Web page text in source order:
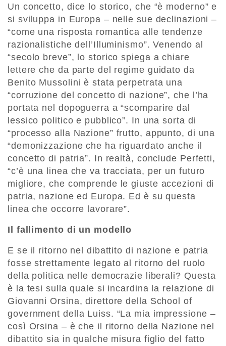
Un concetto, dice lo storico, che “è moderno” e
si sviluppa in Europa – nelle sue declinazioni –
“come una risposta romantica alle tendenze
razionalistiche dell’Illuminismo”. Venendo al
“secolo breve”, lo storico spiega a chiare
lettere che da parte del regime guidato da
Benito Mussolini è stata perpetrata una
“corruzione del concetto di nazione”, che l’ha
portata nel dopoguerra a “scomparire dal
lessico politico e pubblico”. In una sorta di
“processo alla Nazione” frutto, appunto, di una
“demonizzazione che ha riguardato anche il
concetto di patria”. In realtà, conclude Perfetti,
“c’è una linea che va tracciata, per un futuro
migliore, che comprende le giuste accezioni di
patria, nazione ed Europa. Ed è su questa
linea che occorre lavorare”.
Il fallimento di un modello
E se il ritorno nel dibattito di nazione e patria
fosse strettamente legato al ritorno del ruolo
della politica nelle democrazie liberali? Questa
è la tesi sulla quale si incardina la relazione di
Giovanni Orsina, direttore della School of
government della Luiss. “La mia impressione –
così Orsina – è che il ritorno della Nazione nel
dibattito sia in qualche misura figlio del fatto